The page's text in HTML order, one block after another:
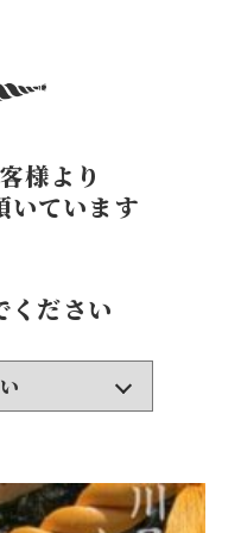
様より
いています
ください